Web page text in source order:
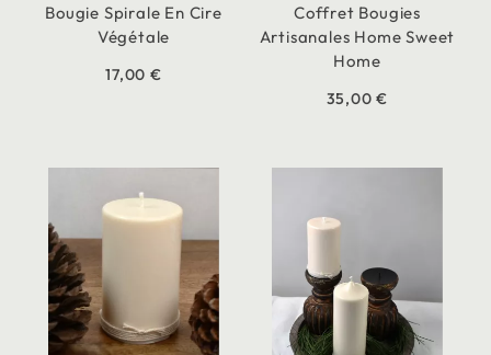
Bougie Spirale En Cire
Végétale
17,00 €
Coffret Bougies
Artisanales Home Sweet
Home
35,00 €